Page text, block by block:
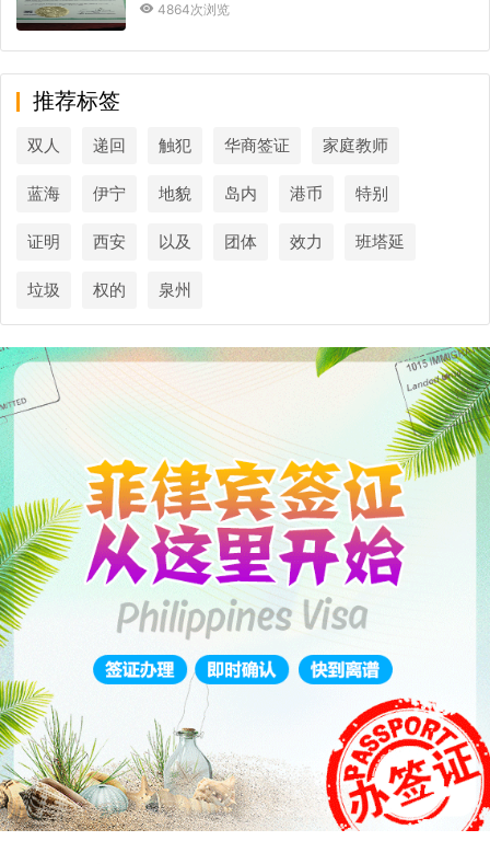
4864次浏览
推荐标签
双人 递回 触犯 华商签证 家庭教师
蓝海 伊宁 地貌 岛内 港币 特别
证明 西安 以及 团体 效力 班塔延
垃圾 权的 泉州